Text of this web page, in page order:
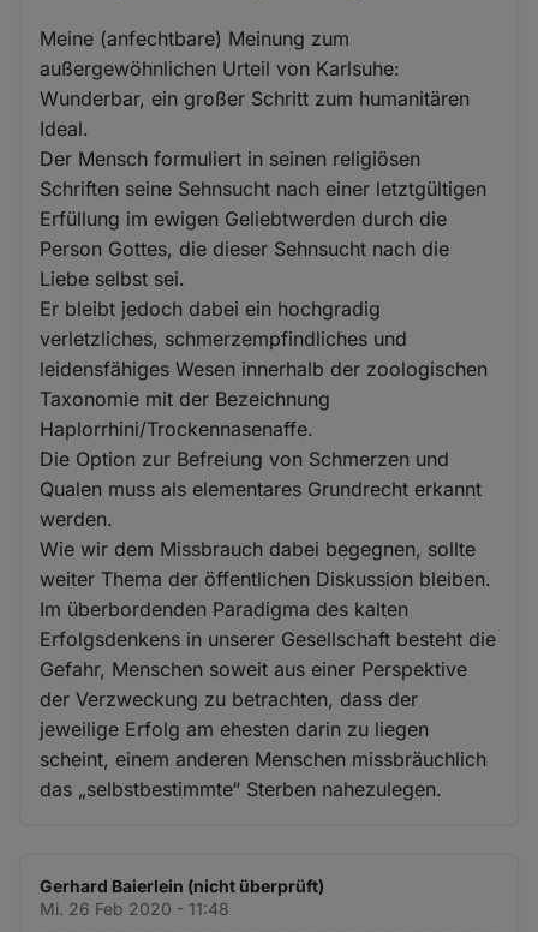
Meine (anfechtbare) Meinung zum
außergewöhnlichen Urteil von Karlsuhe:
Wunderbar, ein großer Schritt zum humanitären
Ideal.
Der Mensch formuliert in seinen religiösen
Schriften seine Sehnsucht nach einer letztgültigen
Erfüllung im ewigen Geliebtwerden durch die
Person Gottes, die dieser Sehnsucht nach die
Liebe selbst sei.
Er bleibt jedoch dabei ein hochgradig
verletzliches, schmerzempfindliches und
leidensfähiges Wesen innerhalb der zoologischen
Taxonomie mit der Bezeichnung
Haplorrhini/Trockennasenaffe.
Die Option zur Befreiung von Schmerzen und
Qualen muss als elementares Grundrecht erkannt
werden.
Wie wir dem Missbrauch dabei begegnen, sollte
weiter Thema der öffentlichen Diskussion bleiben.
Im überbordenden Paradigma des kalten
Erfolgsdenkens in unserer Gesellschaft besteht die
Gefahr, Menschen soweit aus einer Perspektive
der Verzweckung zu betrachten, dass der
jeweilige Erfolg am ehesten darin zu liegen
scheint, einem anderen Menschen missbräuchlich
das „selbstbestimmte“ Sterben nahezulegen.
Gerhard Baierlein (nicht überprüft)
Mi. 26 Feb 2020 - 11:48